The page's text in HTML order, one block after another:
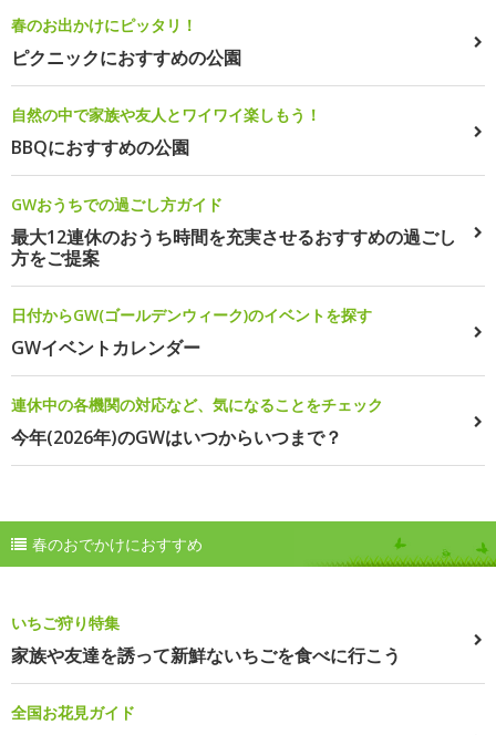
春のお出かけにピッタリ！
ピクニックにおすすめの公園
自然の中で家族や友人とワイワイ楽しもう！
BBQにおすすめの公園
GWおうちでの過ごし方ガイド
最大12連休のおうち時間を充実させるおすすめの過ごし
方をご提案
日付からGW(ゴールデンウィーク)のイベントを探す
GWイベントカレンダー
連休中の各機関の対応など、気になることをチェック
今年(2026年)のGWはいつからいつまで？
春のおでかけにおすすめ
いちご狩り特集
家族や友達を誘って新鮮ないちごを食べに行こう
全国お花見ガイド